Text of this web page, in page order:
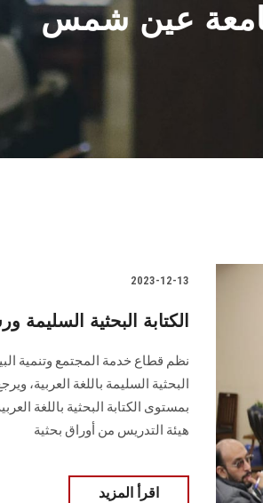
عين شمس
2023-12-13
الكتابة البحثية
نظم قطاع خدمة المجتمع وتنمية
البحثية السليمة باللغة العربية،
بمستوى الكتابة البحثية باللغة
هيئة التدريس من أوراق بحثية
اقرأ المزيد